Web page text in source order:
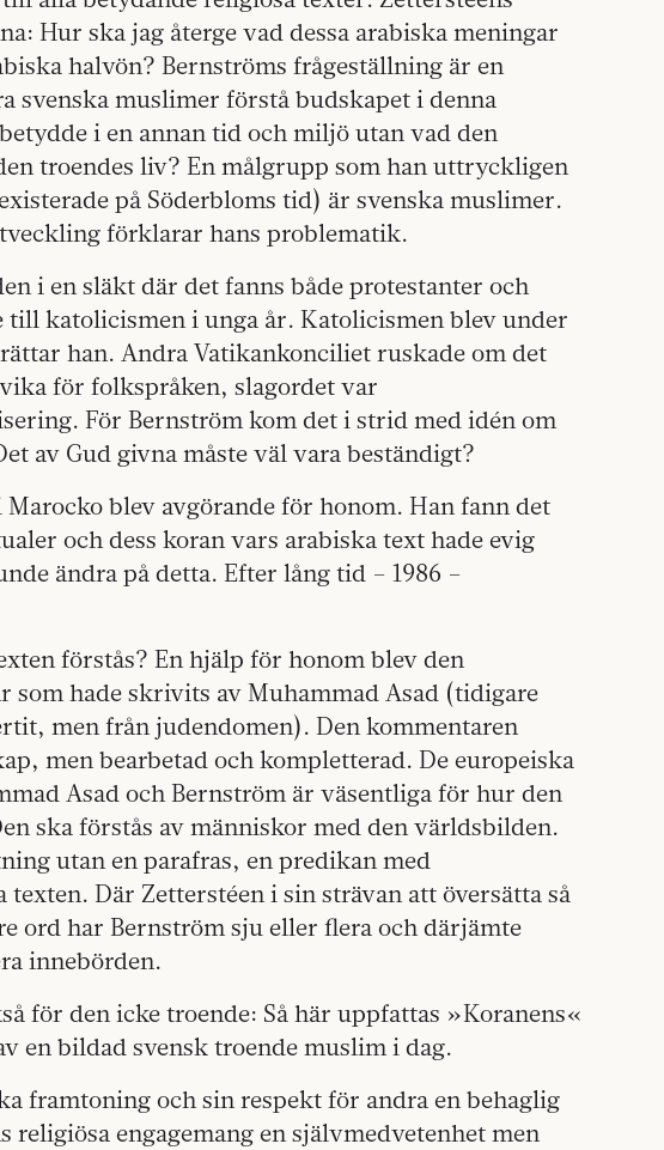
Hur ska jag återge vad dessa arabiska meningar
halvön? Bernströms frågeställning är en
svenska muslimer förstå budskapet i denna
i en annan tid och miljö utan vad den
troendes liv? En målgrupp som han uttryckligen
på Söderbloms tid) är svenska muslimer.
förklarar hans problematik.
i en släkt där det fanns både protestanter och
katolicismen i unga år. Katolicismen blev under
han. Andra Vatikankonciliet ruskade om det
för folkspråken, slagordet var
För Bernström kom det i strid med idén om
av Gud givna måste väl vara beständigt?
blev avgörande för honom. Han fann det
och dess koran vars arabiska text hade evig
ändra på detta. Efter lång tid – 1986 –
förstås? En hjälp för honom blev den
som hade skrivits av Muhammad Asad (tidigare
men från judendomen). Den kommentaren
men bearbetad och kompletterad. De europeiska
Asad och Bernström är väsentliga för hur den
ska förstås av människor med den världsbilden.
utan en parafras, en predikan med
Där Zetterstéen i sin strävan att översätta så
ord har Bernström sju eller flera och därjämte
innebörden.
för den icke troende: Så här uppfattas »Koranens«
en bildad svensk troende muslim i dag.
framtoning och sin respekt för andra en behaglig
religiösa engagemang en självmedvetenhet men